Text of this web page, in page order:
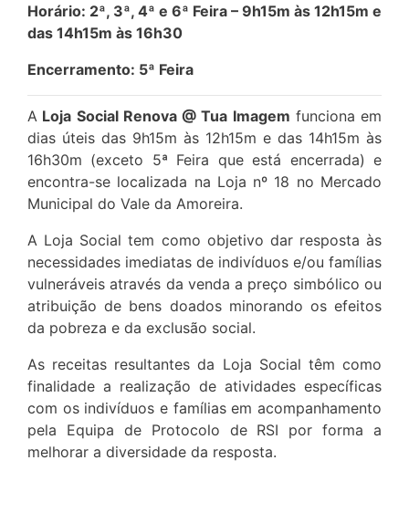
Horário: 2ª, 3ª, 4ª e 6ª Feira – 9h15m às 12h15m e
das 14h15m às 16h30
Encerramento: 5ª Feira
A Loja Social Renova @ Tua Imagem funciona em
dias úteis das 9h15m às 12h15m e das 14h15m às
16h30m (exceto 5ª Feira que está encerrada) e
encontra-se localizada na Loja nº 18 no Mercado
Municipal do Vale da Amoreira.
A Loja Social tem como objetivo dar resposta às
necessidades imediatas de indivíduos e/ou famílias
vulneráveis através da venda a preço simbólico ou
atribuição de bens doados minorando os efeitos
da pobreza e da exclusão social.
As receitas resultantes da Loja Social têm como
finalidade a realização de atividades específicas
com os indivíduos e famílias em acompanhamento
pela Equipa de Protocolo de RSI por forma a
melhorar a diversidade da resposta.